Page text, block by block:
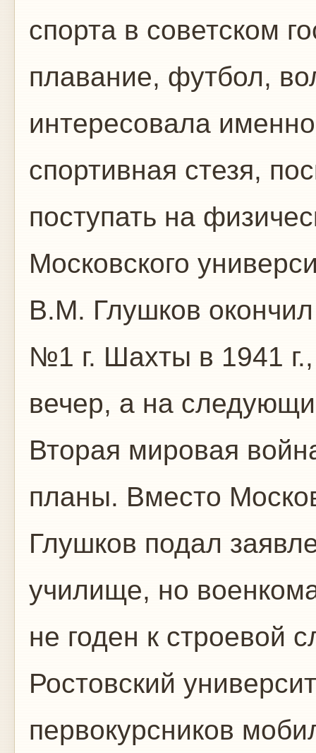
спорта в советском
плавание, футбол,
интересовала
спортивная стезя,
поступать на
Московского
В.М. Глушков
№1 г. Шахты в 1941
вечер, а на
Вторая мировая
планы. Вместо
Глушков подал
училище, но
не годен к строевой
Ростовский
первокурсников